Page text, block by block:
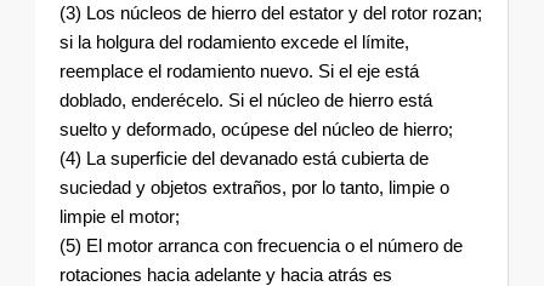
(3) Los núcleos de hierro del estator y del rotor rozan;
si la holgura del rodamiento excede el límite,
reemplace el rodamiento nuevo. Si el eje está
doblado, enderécelo. Si el núcleo de hierro está
suelto y deformado, ocúpese del núcleo de hierro;
(4) La superficie del devanado está cubierta de
suciedad y objetos extraños, por lo tanto, limpie o
limpie el motor;
(5) El motor arranca con frecuencia o el número de
rotaciones hacia adelante y hacia atrás es